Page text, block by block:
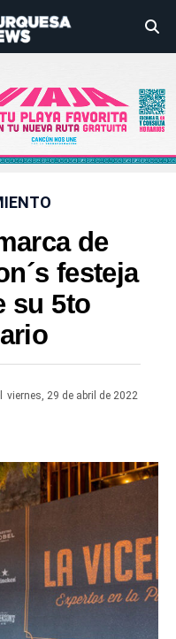
de
festeja
su 5to
viernes, 29 de abril de 2022